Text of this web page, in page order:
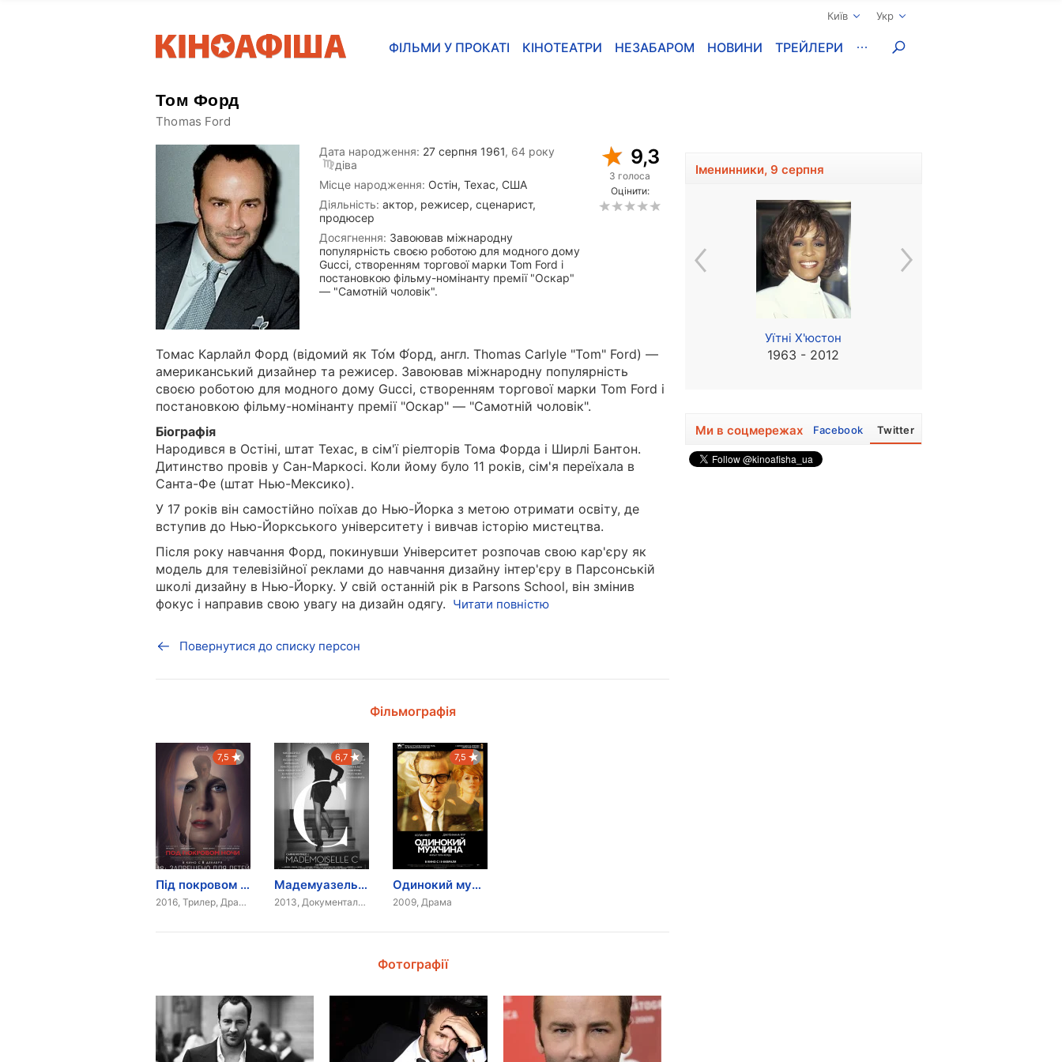
Київ Укр
ФІЛЬМИ У ПРОКАТІ КІНОТЕАТРИ НЕЗАБАРОМ НОВИНИ ТРЕЙЛЕРИ
Том Форд
Thomas Ford
Дата народження: 27 серпня 1961, 64 року
діва
Місце народження: Остін, Техас, США
Діяльність: актор, режисер, сценарист,
продюсер
Досягнення: Завоював міжнародну
популярність своєю роботою для модного дому
Gucci, створенням торгової марки Tom Ford і
постановкою фільму-номінанту премії "Оскар"
— "Самотній чоловік".
9,3
3 голоса
Оцінити:
Томас Карлайл Форд (відомий як То́м Ф́орд, англ. Thomas Carlyle "Tom" Ford) —
американський дизайнер та режисер. Завоював міжнародну популярність
своєю роботою для модного дому Gucci, створенням торгової марки Tom Ford і
постановкою фільму-номінанту премії "Оскар" — "Самотній чоловік".
Біографія
Народився в Остіні, штат Техас, в сім'ї ріелторів Тома Форда і Ширлі Бантон.
Дитинство провів у Сан-Маркосі. Коли йому було 11 років, сім'я переїхала в
Санта-Фе (штат Нью-Мексико).
У 17 років він самостійно поїхав до Нью-Йорка з метою отримати освіту, де
вступив до Нью-Йоркського університету і вивчав історію мистецтва.
Після року навчання Форд, покинувши Університет розпочав свою кар'єру як
модель для телевізійної реклами до навчання дизайну інтер'єру в Парсонській
школі дизайну в Нью-Йорку. У свій останній рік в Parsons School, він змінив
фокус і направив свою увагу на дизайн одягу. Читати повністю
Повернутися до списку персон
Фільмографія
7,5
Під покровом ночі
2016, Трилер, Драма
6,7
Мадемуазель Сі
2013, Документальний
7,5
Одинокий мужчина
2009, Драма
Фотографії
Іменинники, 9 серпня
1944, 82 року
Уїтні Х'юстон
1963 - 2012
Ми в соцмережах Facebook Twitter